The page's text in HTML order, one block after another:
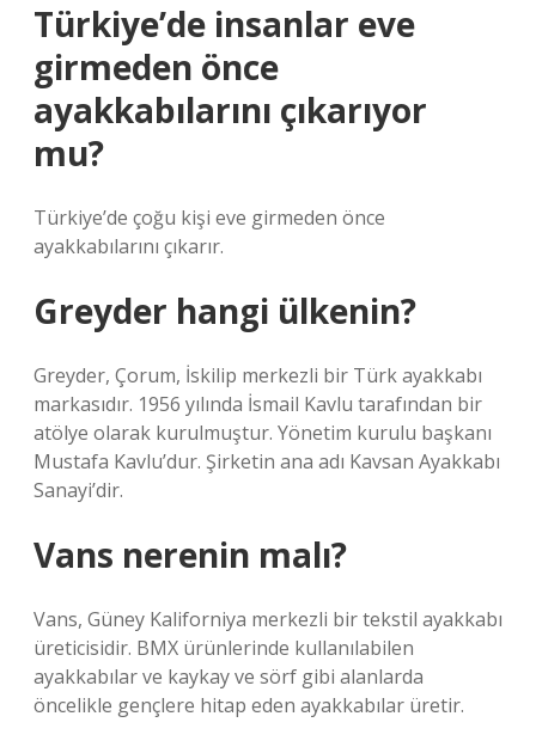
Türkiye’de insanlar eve
girmeden önce
ayakkabılarını çıkarıyor
mu?
Türkiye’de çoğu kişi eve girmeden önce
ayakkabılarını çıkarır.
Greyder hangi ülkenin?
Greyder, Çorum, İskilip merkezli bir Türk ayakkabı
markasıdır. 1956 yılında İsmail Kavlu tarafından bir
atölye olarak kurulmuştur. Yönetim kurulu başkanı
Mustafa Kavlu’dur. Şirketin ana adı Kavsan Ayakkabı
Sanayi’dir.
Vans nerenin malı?
Vans, Güney Kaliforniya merkezli bir tekstil ayakkabı
üreticisidir. BMX ürünlerinde kullanılabilen
ayakkabılar ve kaykay ve sörf gibi alanlarda
öncelikle gençlere hitap eden ayakkabılar üretir.